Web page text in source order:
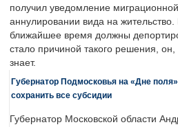
получил уведомление
аннулировании вида на
ближайшее время должны
стало причиной такого решения,
знает.
Губернатор Подмосковья на «Дне
сохранить все субсидии
Губернатор Московской области